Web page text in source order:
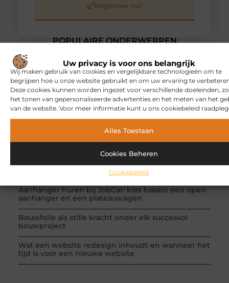
Uw privacy is voor ons belangrijk
Wij maken gebruik van cookies en vergelijkbare technologieën om te
begrijpen hoe u onze website gebruikt en om uw ervaring te
Deze cookies kunnen worden ingezet voor verschillende doeleinden,
het tonen van gepersonaliseerde advertenties en het meten van het
van de website. Voor meer informatie kunt u ons cookiebeleid
Alles Toestaan
Cookies Beheren
Cookiebeleid
POPULAIRE ONDERWERPEN
Aanbiedingen
(209 )
Dienstverlening
(71 )
Woning en Tuin
(69 )
Beauty en verzorging
(37 )
RECENTE BERICHTEN
Een klassiek bureau als investering voor het leven
Aanhanger huren bij JobCar: kies tussen een open
aanhanger en een plateauwagen
Bouwfolie als stille kracht onder elk succesvol
bouwproject
Wat een website redesign inhoudt en wanneer het
tijd is voor een nieuwe website
Registreer nu!